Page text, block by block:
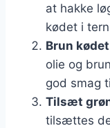
at hakke
kødet i
Brun kødet
olie og
god smag
Tilsæt
tilsættes